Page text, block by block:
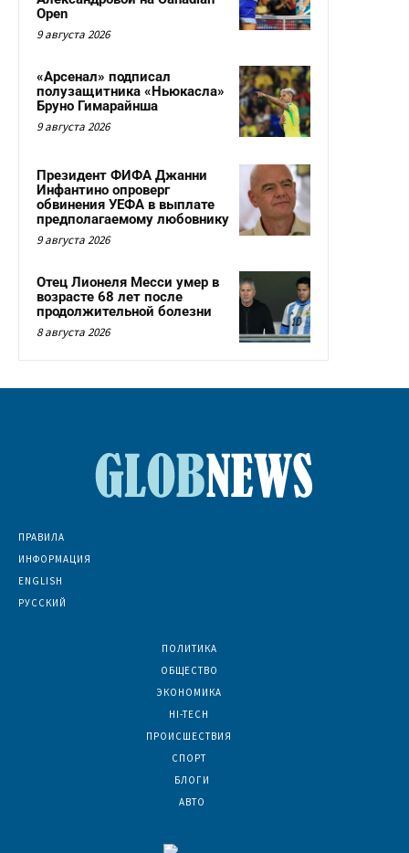
Open
9 августа 2026
«Арсенал» подписал
полузащитника «Ньюкасла»
Бруно Гимарайнша
9 августа 2026
Президент ФИФА Джанни
Инфантино опроверг
обвинения УЕФА в выплате
предполагаемому любовнику
9 августа 2026
Отец Лионеля Месси умер в
возрасте 68 лет после
продолжительной болезни
8 августа 2026
ПРАВИЛА
ИНФОРМАЦИЯ
ENGLISH
РУССКИЙ
ПОЛИТИКА
ОБЩЕСТВО
ЭКОНОМИКА
HI-TECH
ПРОИСШЕСТВИЯ
СПОРТ
БЛОГИ
АВТО